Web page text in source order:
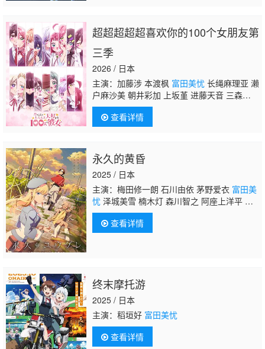
超超超超超喜欢你的100个女朋友第
三季
2026 / 日本
主演：加藤涉 本渡枫 富田美忧长绳麻理亚 濑
户麻沙美 朝井彩加 上坂堇 进藤天音 三森铃
子 高桥李依 Lynn 高尾奏音 石原夏织 竹达彩
奈 千叶繁 上田祐司
查看详情
永久的黄昏
2025 / 日本
主演：梅田修一朗 石川由依 茅野爱衣 富田美
忧泽城美雪 楠木灯 森川智之 阿座上洋平 小
針彩希 坂泰斗 小清水亚美 河濑茉希 白石晴
香 稻田彻 佐藤利奈
查看详情
终末摩托游
2025 / 日本
主演：稻垣好 富田美忧
查看详情